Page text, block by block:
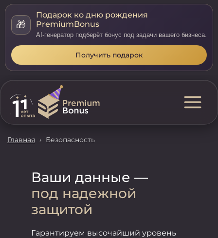
🎁
Подарок ко дню рождения
PremiumBonus
AI-генератор подберёт бонус под задачи вашего бизнеса.
Получить подарок
Главная › Безопасность
Ваши данные —
под надежной
защитой
Гарантируем высочайший уровень